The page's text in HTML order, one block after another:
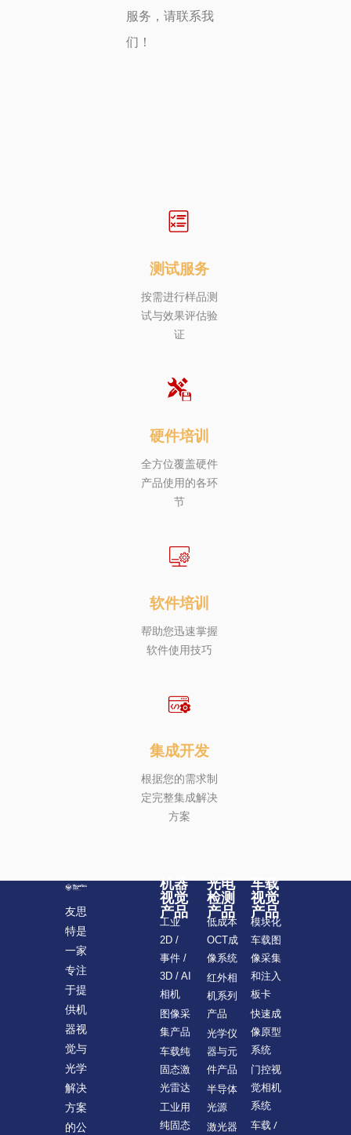
服务，请联系我
们！
测试服务
按需进行样品测
试与效果评估验
证
硬件培训
全方位覆盖硬件
产品使用的各环
节
软件培训
帮助您迅速掌握
软件使用技巧
集成开发
根据您的需求制
定完整集成解决
方案
友思
特是
一家
专注
于提
供机
器视
觉与
光学
解决
方案
的公
机器
视觉
产品
工业
2D /
事件 /
3D / AI
相机
图像采
集产品
车载纯
固态激
光雷达
工业用
纯固态
光电
检测
产品
低成本
OCT成
像系统
红外相
机系列
产品
光学仪
器与元
件产品
半导体
光源
激光器
车载
视觉
产品
模块化
车载图
像采集
和注入
板卡
快速成
像原型
系统
门控视
觉相机
系统
车载 /